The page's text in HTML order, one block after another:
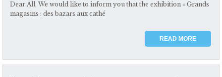
Dear All, We would like to inform you that the exhibition « Grands
magasins : des bazars aux cathé
READ MORE